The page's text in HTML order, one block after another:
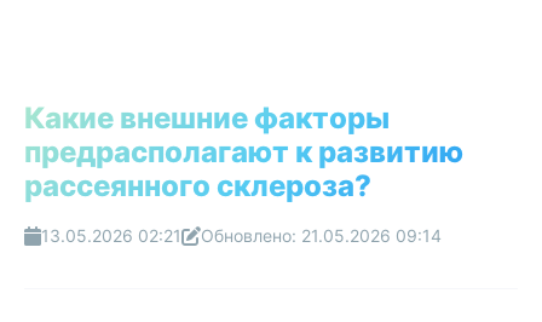
Какие внешние факторы
предрасполагают к развитию
рассеянного склероза?
13.05.2026 02:21 Обновлено: 21.05.2026 09:14